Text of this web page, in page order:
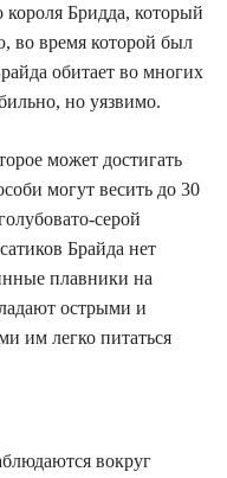
Бридда, который
во время которой был
обитает во многих
но уязвимо.
может достигать
могут весить до 30
серой
Брайда нет
плавники на
острыми и
им легко питаться
вокруг